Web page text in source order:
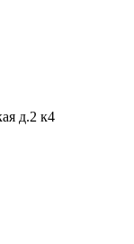
д.2 к4